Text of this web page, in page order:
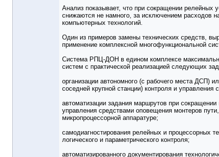
Анализ показывает, что при сокращении релейных
снижаются не намного, за исключением расходов
компьютерных технологий.
Один из примеров замены технических средств,
применение комплексной многофункциональной
Система РПЦ-ДОН в едином комплексе
систем с практической реализацией следующих
организации автономного (с рабочего места ДСП)
соседней крупной станции) контроля и управления
автоматизации задания маршрутов при
управления средствами оповещения монтеров
микропроцессорной аппаратуре;
самодиагностирования релейных и процессорных
логического и параметрического контроля;
автоматизированного документирования